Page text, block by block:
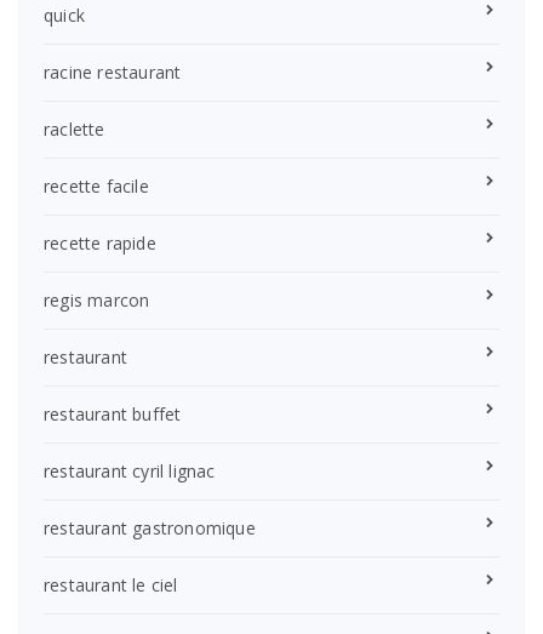
quick
racine restaurant
raclette
recette facile
recette rapide
regis marcon
restaurant
restaurant buffet
restaurant cyril lignac
restaurant gastronomique
restaurant le ciel